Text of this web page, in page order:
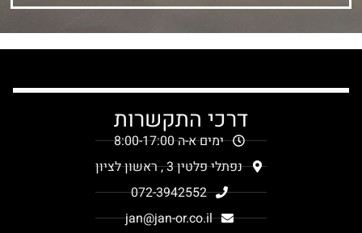
דרכי התקשרות
ימים א-ה 8:00-17:00
נפתלי פלטין 3 , ראשון לציון
072-3942552
jan@jan-or.co.il